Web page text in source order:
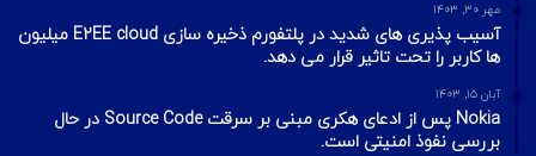
مهر ۳۰, ۱۴۰۳
آسیب پذیری های شدید در پلتفورم ذخیره سازی E2EE cloud میلیون
ها کاربر را تحت تاثیر قرار می دهد.
آبان ۱۵, ۱۴۰۳
Nokia پس از ادعای هکری مبنی بر سرقت Source Code در حال
بررسی نفوذ امنیتی است.